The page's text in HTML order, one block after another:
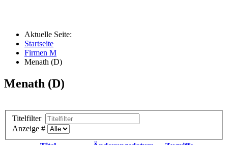
Aktuelle Seite:
Startseite
Firmen M
Menath (D)
Menath (D)
Titelfilter
Anzeige #